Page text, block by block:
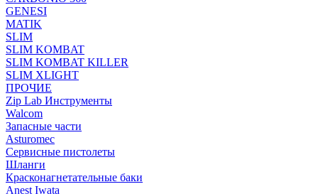
GENESI
MATIK
SLIM
SLIM KOMBAT
SLIM KOMBAT KILLER
SLIM XLIGHT
ПРОЧИЕ
Zip Lab Инструменты
Walсom
Запасные части
Asturomec
Сервисные пистолеты
Шланги
Красконагнетательные баки
Anest Iwata